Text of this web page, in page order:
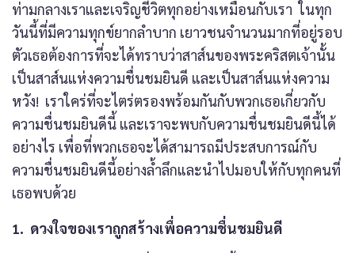
ท่ามกลางเราและเจริญชีวิตทุกอย่างเหมือนกับเรา ในทุก
วันนี้ที่มีความทุกข์ยากลำบาก เยาวชนจำนวนมากที่อยู่รอบ
ตัวเธอต้องการที่จะได้ทราบว่าสาส์นของพระคริสตเจ้านั้น
เป็นสาส์นแห่งความชื่นชมยินดี และเป็นสาส์นแห่งความ
หวัง! เราใคร่ที่จะไตร่ตรองพร้อมกันกับพวกเธอเกี่ยวกับ
ความชื่นชมยินดีนี้ และเราจะพบกับความชื่นชมยินดีนี้ได้
อย่างไร เพื่อที่พวกเธอจะได้สามารถมีประสบการณ์กับ
ความชื่นชมยินดีนี้อย่างล้ำลึกและนำไปมอบให้กับทุกคนที่
เธอพบด้วย
1. ดวงใจของเราถูกสร้างเพื่อความชื่นชมยินดี